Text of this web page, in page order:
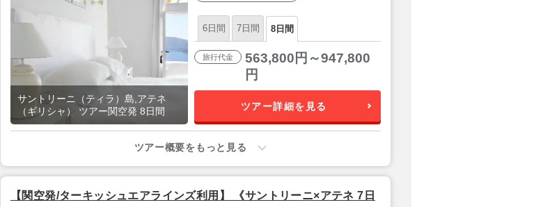
サントリーニ（ティラ）島,アテネ
（ギリシャ） ツアー関空発 8日間
6日間 7日間 8日間
旅行代金
563,800円～947,800
円
ツアー詳細を見る
ツアー概要をもっと見る
【関空発/ターキッシュエアラインズ利用】 《サントリーニ×アテネ 7日